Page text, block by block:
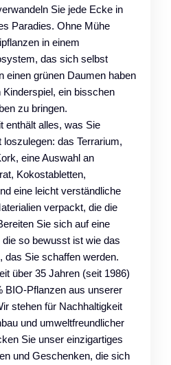
Sie jede Ecke in
Paradies. Ohne Mühe
in einem
das sich selbst
einen grünen Daumen haben
ein bisschen
zu bringen.
enthält alles, was Sie
das Terrarium,
eine Auswahl an
Kokostabletten,
eine leicht verständliche
verpackt, die die
Sie sich auf eine
so bewusst ist wie das
Sie schaffen werden.
über 35 Jahren (seit 1986)
BIO-Pflanzen aus unserer
stehen für Nachhaltigkeit
und umweltfreundlicher
Sie unser einzigartiges
und Geschenken, die sich